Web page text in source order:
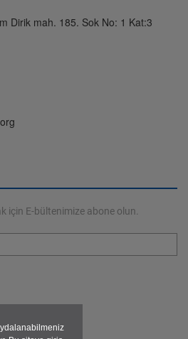
Dirik mah. 185. Sok No: 1 Kat:3
için E-bültenimize abone olun.